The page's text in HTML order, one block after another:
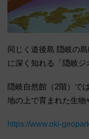
同じく道後島 隠岐の
に深く知れる「隠岐ジ
隠岐自然館（2階）で
地の上で育まれた生物
https://www.oki-